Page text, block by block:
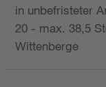
in unbefristeter
20 - max. 38,5
Wittenberge